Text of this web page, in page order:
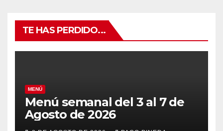
TE HAS PERDIDO...
MENÚ
Menú semanal del 3 al 7 de
Agosto de 2026